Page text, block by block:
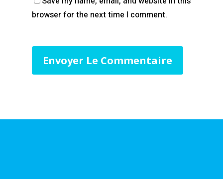
browser for the next time I comment.